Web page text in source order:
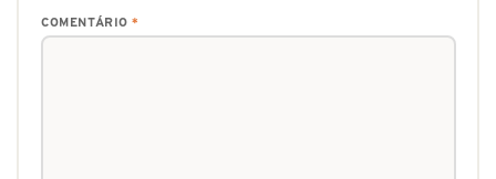
COMENTÁRIO *